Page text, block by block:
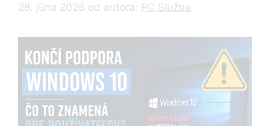
28. júna 2026 od autora: PC Služba